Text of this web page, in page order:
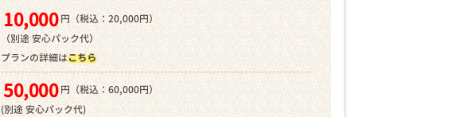
10,000 円（税込：20,000円）
（別途 安心パック代）
プランの詳細はこちら
50,000 円（税込：60,000円）
(別途 安心パック代)